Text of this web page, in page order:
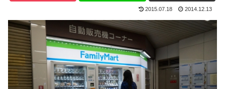
2015.07.18 2014.12.13